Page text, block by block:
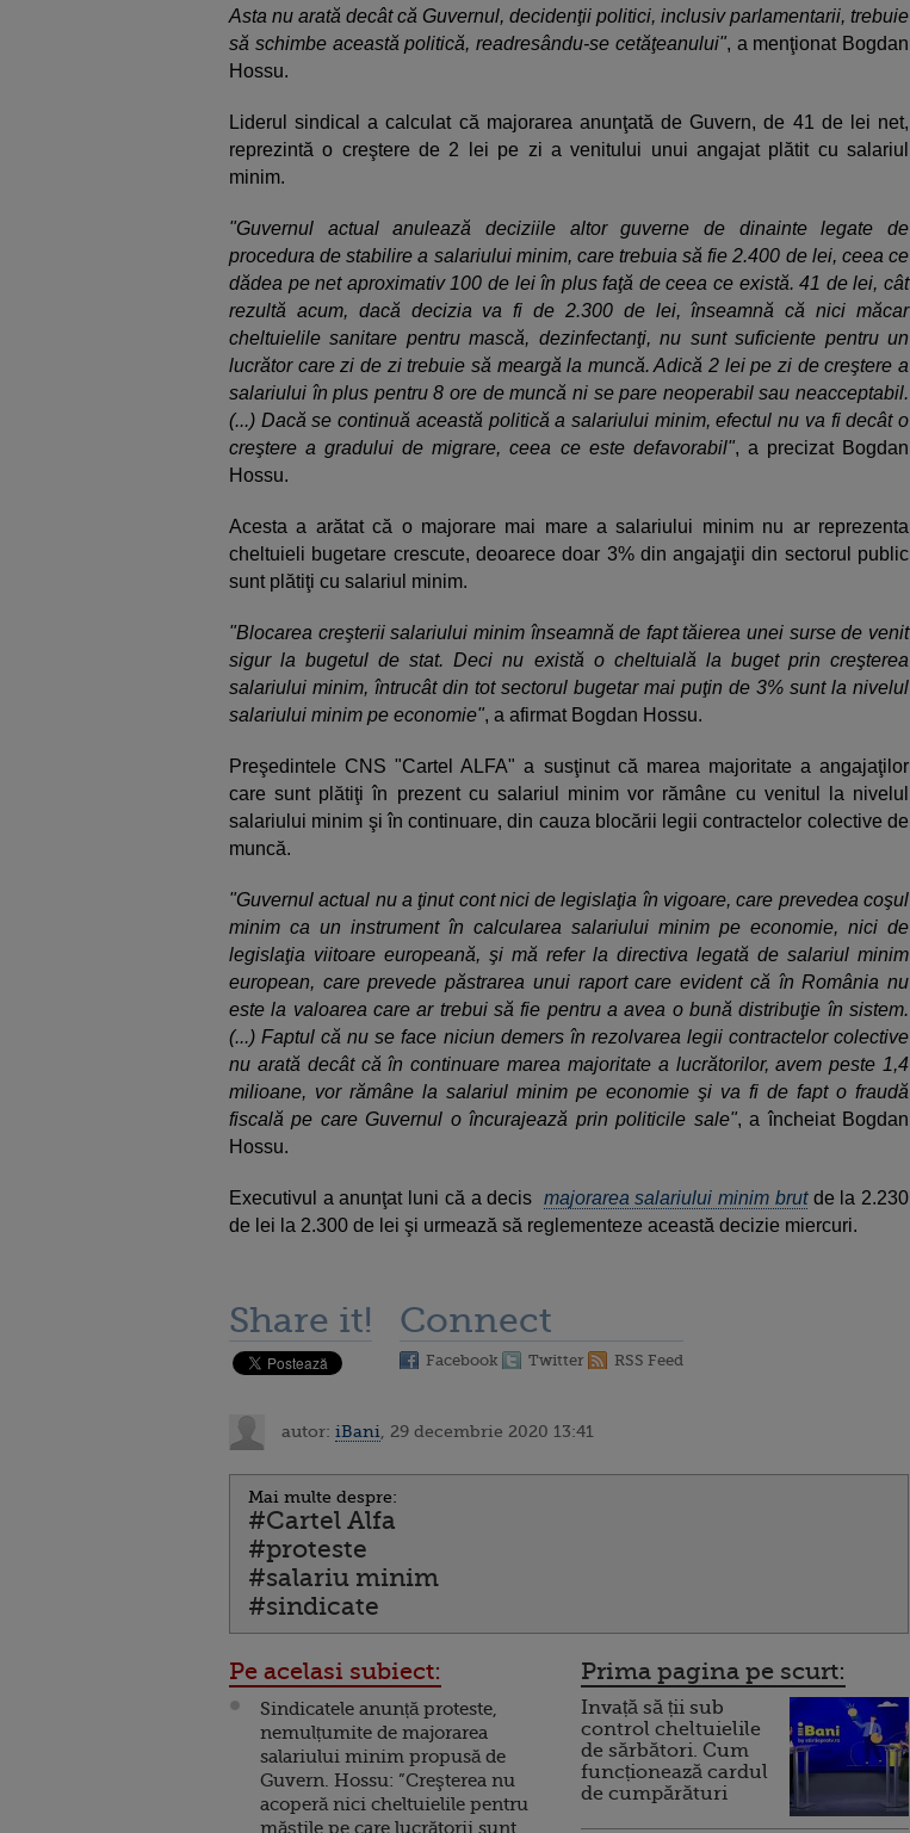
Asta nu arată decât că Guvernul, decidenţii politici, inclusiv parlamentarii, trebuie
să schimbe această politică, readresându-se cetăţeanului", a menţionat Bogdan
Hossu.
Liderul sindical a calculat că majorarea anunţată de Guvern, de 41 de lei net,
reprezintă o creştere de 2 lei pe zi a venitului unui angajat plătit cu salariul
minim.
"Guvernul actual anulează deciziile altor guverne de dinainte legate de
procedura de stabilire a salariului minim, care trebuia să fie 2.400 de lei, ceea ce
dădea pe net aproximativ 100 de lei în plus faţă de ceea ce există. 41 de lei, cât
rezultă acum, dacă decizia va fi de 2.300 de lei, înseamnă că nici măcar
cheltuielile sanitare pentru mască, dezinfectanţi, nu sunt suficiente pentru un
lucrător care zi de zi trebuie să meargă la muncă. Adică 2 lei pe zi de creştere a
salariului în plus pentru 8 ore de muncă ni se pare neoperabil sau neacceptabil.
(...) Dacă se continuă această politică a salariului minim, efectul nu va fi decât o
creştere a gradului de migrare, ceea ce este defavorabil", a precizat Bogdan
Hossu.
Acesta a arătat că o majorare mai mare a salariului minim nu ar reprezenta
cheltuieli bugetare crescute, deoarece doar 3% din angajaţii din sectorul public
sunt plătiţi cu salariul minim.
"Blocarea creşterii salariului minim înseamnă de fapt tăierea unei surse de venit
sigur la bugetul de stat. Deci nu există o cheltuială la buget prin creşterea
salariului minim, întrucât din tot sectorul bugetar mai puţin de 3% sunt la nivelul
salariului minim pe economie", a afirmat Bogdan Hossu.
Preşedintele CNS "Cartel ALFA" a susţinut că marea majoritate a angajaţilor
care sunt plătiţi în prezent cu salariul minim vor rămâne cu venitul la nivelul
salariului minim şi în continuare, din cauza blocării legii contractelor colective de
muncă.
"Guvernul actual nu a ţinut cont nici de legislaţia în vigoare, care prevedea coşul
minim ca un instrument în calcularea salariului minim pe economie, nici de
legislaţia viitoare europeană, şi mă refer la directiva legată de salariul minim
european, care prevede păstrarea unui raport care evident că în România nu
este la valoarea care ar trebui să fie pentru a avea o bună distribuţie în sistem.
(...) Faptul că nu se face niciun demers în rezolvarea legii contractelor colective
nu arată decât că în continuare marea majoritate a lucrătorilor, avem peste 1,4
milioane, vor rămâne la salariul minim pe economie şi va fi de fapt o fraudă
fiscală pe care Guvernul o încurajează prin politicile sale", a încheiat Bogdan
Hossu.
Executivul a anunţat luni că a decis majorarea salariului minim brutde la 2.230
de lei la 2.300 de lei şi urmează să reglementeze această decizie miercuri.
Share it! Connect
Facebook Twitter RSS Feed
autor: iBani , 29 decembrie 2020 13:41
Mai multe despre:
#Cartel Alfa
#proteste
#salariu minim
#sindicate
Pe acelasi subiect:
Sindicatele anunță proteste,
nemulțumite de majorarea
salariului minim propusă de
Guvern. Hossu: ”Creşterea nu
acoperă nici cheltuielile pentru
măştile pe care lucrătorii sunt
Prima pagina pe scurt:
Invață să ții sub
control cheltuielile
de sărbători. Cum
funcționează cardul
de cumpărături